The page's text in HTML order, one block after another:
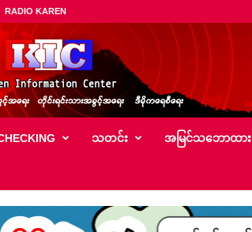
RADIO KAREN
သတင်း အမြင်သ‌ဘောထား